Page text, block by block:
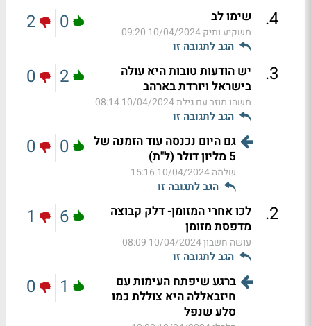
4
. שימו לב
משקיע ותיק10/04/2024 09:20
הגב לתגובה זו
0
2
3
.
יש הודעות טובות היא עולה
בישראל ויורדת בארהב
משהו מוזר עם גילת10/04/2024 08:14
הגב לתגובה זו
2
0
גם היום נכנסה עוד הזמנה של
5 מליון דולר (ל"ת)
שלמה10/04/2024 15:16
הגב לתגובה זו
0
0
2
.
לכו אחרי המזומן- דלק קבוצה
מדפסת מזומן
עושה חשבון10/04/2024 08:09
הגב לתגובה זו
6
1
ברגע שיפתח העימות עם
חיזבאללה היא צוללת כמו
סלע שנפל
1
0